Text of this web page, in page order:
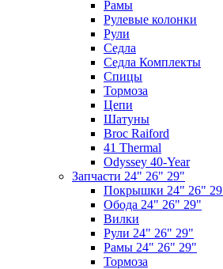
Рамы
Рулевые колонки
Рули
Седла
Седла Комплекты
Спицы
Тормоза
Цепи
Шатуны
Broc Raiford
41 Thermal
Odyssey 40-Year
Запчасти 24" 26" 29"
Покрышки 24" 26"
Обода 24" 26" 29"
Вилки
Рули 24" 26" 29"
Рамы 24" 26" 29"
Тормоза